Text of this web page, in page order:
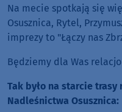
Na mecie spotkają się
Osusznica, Rytel,
imprezy to "Łączy nas
Będziemy dla Was
Tak było na starcie
Nadleśnictwa Osusznica: